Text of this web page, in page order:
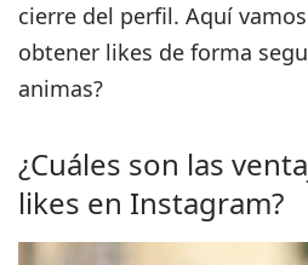
cierre del perfil. Aquí
obtener likes de forma
animas?
¿Cuáles son las
likes en Instagram?